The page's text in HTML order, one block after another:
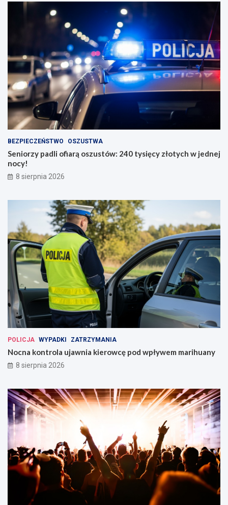
BEZPIECZEŃSTWO OSZUSTWA
Seniorzy padli ofiarą oszustów: 240 tysięcy złotych w jednej
nocy!
8 sierpnia 2026
POLICJA WYPADKI ZATRZYMANIA
Nocna kontrola ujawnia kierowcę pod wpływem marihuany
8 sierpnia 2026